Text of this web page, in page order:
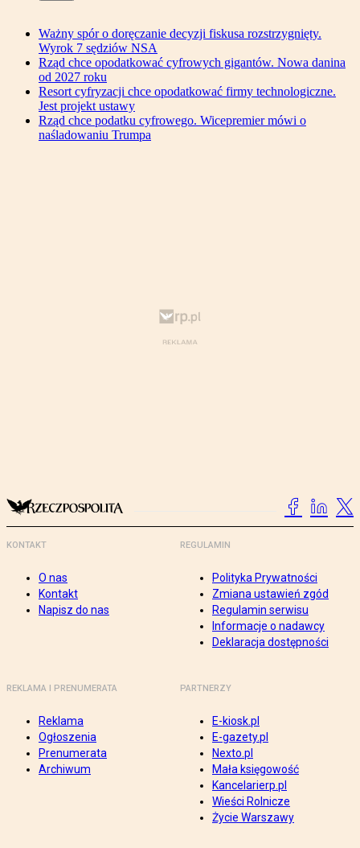
Ważny spór o doręczanie decyzji fiskusa rozstrzygnięty.
Wyrok 7 sędziów NSA
Rząd chce opodatkować cyfrowych gigantów. Nowa danina
od 2027 roku
Resort cyfryzacji chce opodatkować firmy technologiczne.
Jest projekt ustawy
Rząd chce podatku cyfrowego. Wicepremier mówi o
naśladowaniu Trumpa
KONTAKT
O nas
Kontakt
Napisz do nas
REGULAMIN
Polityka Prywatności
Zmiana ustawień zgód
Regulamin serwisu
Informacje o nadawcy
Deklaracja dostępności
REKLAMA I PRENUMERATA
Reklama
Ogłoszenia
Prenumerata
Archiwum
PARTNERZY
E-kiosk.pl
E-gazety.pl
Nexto.pl
Mała księgowość
Kancelarierp.pl
Wieści Rolnicze
Życie Warszawy